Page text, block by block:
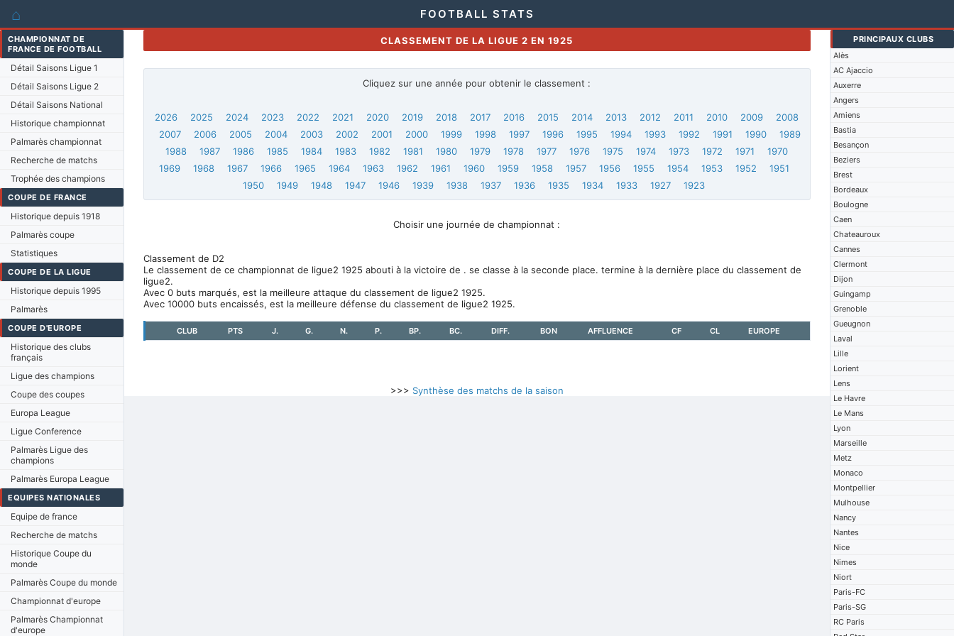
⌂ FOOTBALL STATS
CHAMPIONNAT DE
FRANCE DE FOOTBALL
Détail Saisons Ligue 1
Détail Saisons Ligue 2
Détail Saisons National
Historique championnat
Palmarès championnat
Recherche de matchs
Trophée des champions
COUPE DE FRANCE
Historique depuis 1918
Palmarès coupe
Statistiques
COUPE DE LA LIGUE
Historique depuis 1995
Palmarès
COUPE D'EUROPE
Historique des clubs
français
Ligue des champions
Coupe des coupes
Europa League
Ligue Conference
Palmarès Ligue des
champions
Palmarès Europa League
EQUIPES NATIONALES
Equipe de france
Recherche de matchs
Historique Coupe du
monde
Palmarès Coupe du monde
Championnat d'europe
Palmarès Championnat
d'europe
PRINCIPAUX CLUBS
Alès
AC Ajaccio
Auxerre
Angers
Amiens
Bastia
Besançon
Beziers
Brest
Bordeaux
Boulogne
Caen
Chateauroux
Cannes
Clermont
Dijon
Guingamp
Grenoble
Gueugnon
Laval
Lille
Lorient
Lens
Le Havre
Le Mans
Lyon
Marseille
Metz
Monaco
Montpellier
Mulhouse
Nancy
Nantes
Nice
Nimes
Niort
Paris-FC
Paris-SG
RC Paris
CLASSEMENT DE LA LIGUE 2 EN 1925
Cliquez sur une année pour obtenir le classement :
2026 2025 2024 2023 2022 2021 2020 2019 2018 2017 2016 2015 2014 2013 2012 2011 2010 2009
2008
2007
2006 2005 2004 2003 2002 2001 2000 1999 1998 1997 1996 1995 1994 1993 1992 1991 1990
1989
1988
1987 1986 1985 1984 1983 1982 1981 1980 1979 1978 1977 1976 1975 1974 1973 1972 1971
1970
1969
1968 1967 1966 1965 1964 1963 1962 1961 1960 1959 1958 1957 1956 1955 1954 1953 1952
1951
1950
1949 1948 1947 1946 1939 1938 1937 1936 1935 1934 1933 1927 1923
Choisir une journée de championnat :
Classement de D2
Le classement de ce championnat de ligue2 1925 abouti à la victoire de . se classe à la seconde place. termine à la dernière place du classement de
ligue2.
Avec 0 buts marqués, est la meilleure attaque du classement de ligue2 1925.
Avec 10000 buts encaissés, est la meilleure défense du classement de ligue2 1925.
CLUB PTS J. G. N. P. BP. BC. DIFF. BON AFFLUENCE CF CL EUROPE
>>> Synthèse des matchs de la saison